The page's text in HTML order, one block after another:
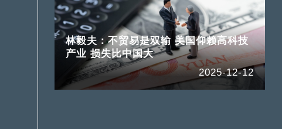
林毅夫：不贸易是双输 美国仰赖高科技
产业 损失比中国大
2025-12-12